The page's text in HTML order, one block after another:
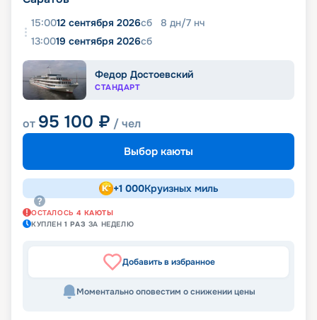
15:0012 сентября 2026сб 8 дн/7 нч
13:0019 сентября 2026сб
Федор Достоевский
СТАНДАРТ
от 95 100 ₽ / чел
Выбор каюты
+1 000Круизных миль
ОСТАЛОСЬ 4 КАЮТЫ
КУПЛЕН1 РАЗ ЗА НЕДЕЛЮ
Добавить в избранное
Моментально оповестим о снижении цены